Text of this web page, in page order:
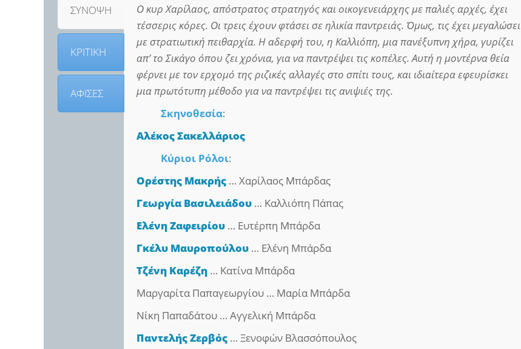
ΣΥΝΟΨΗ
ΚΡΙΤΙΚΗ
ΑΦΙΣΕΣ
Ο κυρ Χαρίλαος, απόστρατος στρατηγός και οικογενειάρχης με παλιές αρχές, έχει
τέσσερις κόρες. Οι τρεις έχουν φτάσει σε ηλικία παντρειάς. Όμως, τις έχει μεγαλώσει
με στρατιωτική πειθαρχία. Η αδερφή του, η Καλλιόπη, μια πανέξυπνη χήρα, γυρίζει
απ’ το Σικάγο όπου ζει χρόνια, για να παντρέψει τις κοπέλες. Αυτή η μοντέρνα θεία
φέρνει με τον ερχομό της ριζικές αλλαγές στο σπίτι τους, και ιδιαίτερα εφευρίσκει
μια πρωτότυπη μέθοδο για να παντρέψει τις ανιψιές της.
Σκηνοθεσία:
Αλέκος Σακελλάριος
Κύριοι Ρόλοι:
Ορέστης Μακρής … Χαρίλαος Μπάρδας
Γεωργία Βασιλειάδου … Καλλιόπη Πάπας
Ελένη Ζαφειρίου … Ευτέρπη Μπάρδα
Γκέλυ Μαυροπούλου … Ελένη Μπάρδα
Τζένη Καρέζη … Κατίνα Μπάρδα
Μαργαρίτα Παπαγεωργίου … Μαρία Μπάρδα
Νίκη Παπαδάτου … Αγγελική Μπάρδα
Παντελής Ζερβός … Ξενοφών Βλασσόπουλος